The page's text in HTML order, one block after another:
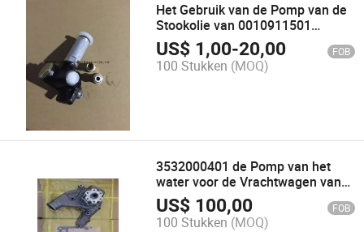
Het Gebruik van de Pomp van de
Stookolie van 0010911501
Vrachtwagen Voor de
Vrachtwagen van Mercedes-Benz
(AutoVervangstukken)
US$ 1,00-20,00 FOB
100 Stukken (MOQ)
3532000401 de Pomp van het
water voor de Vrachtwagen van
Mercedes-Benz
(AutoVervangstukken)
US$ 100,00 FOB
100 Stukken (MOQ)